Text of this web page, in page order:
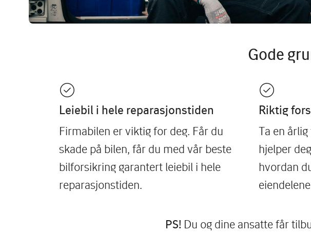
Gode
Leiebil i hele reparasjonstiden
Firmabilen er viktig for deg. Får du
skade på bilen, får du med vår beste
bilforsikring garantert leiebil i hele
reparasjonstiden.
Riktig
Ta en
hjelper
hvordan
PS! Du og dine ansatte får